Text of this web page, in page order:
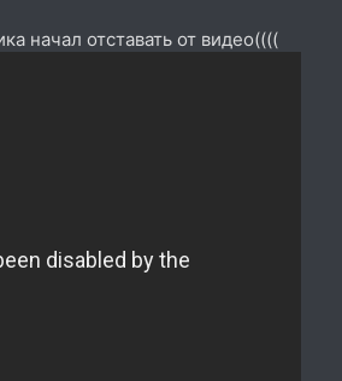
начал отставать от видео((((